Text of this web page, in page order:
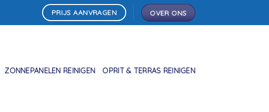
PRIJS AANVRAGEN OVER ONS
ZONNEPANELEN REINIGEN OPRIT & TERRAS REINIGEN